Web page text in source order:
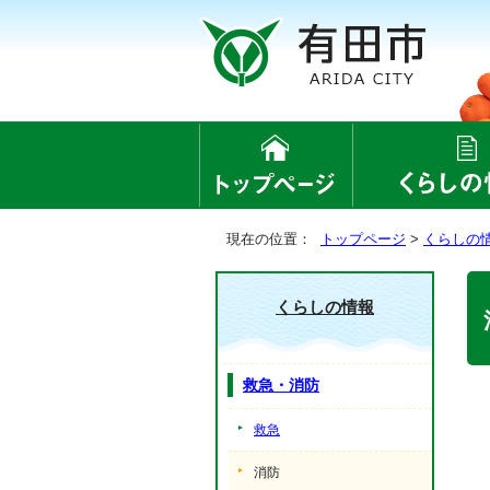
現在の位置： トップページ > くらしの
くらしの情報
救急・消防
救急
消防